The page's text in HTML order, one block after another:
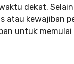
dekat.
atau kewajiban
untuk memulai